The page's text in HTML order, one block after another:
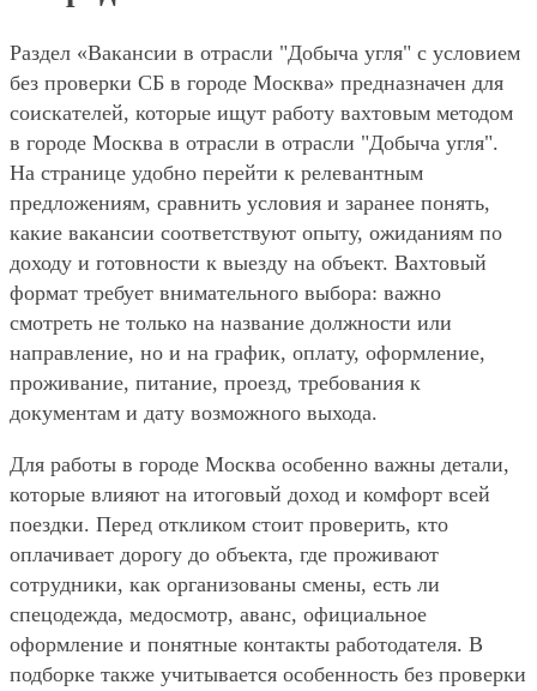
Раздел «Вакансии в отрасли "Добыча угля" с условием
без проверки СБ в городе Москва» предназначен для
соискателей, которые ищут работу вахтовым методом
в городе Москва в отрасли в отрасли "Добыча угля".
На странице удобно перейти к релевантным
предложениям, сравнить условия и заранее понять,
какие вакансии соответствуют опыту, ожиданиям по
доходу и готовности к выезду на объект. Вахтовый
формат требует внимательного выбора: важно
смотреть не только на название должности или
направление, но и на график, оплату, оформление,
проживание, питание, проезд, требования к
документам и дату возможного выхода.
Для работы в городе Москва особенно важны детали,
которые влияют на итоговый доход и комфорт всей
поездки. Перед откликом стоит проверить, кто
оплачивает дорогу до объекта, где проживают
сотрудники, как организованы смены, есть ли
спецодежда, медосмотр, аванс, официальное
оформление и понятные контакты работодателя. В
подборке также учитывается особенность без проверки